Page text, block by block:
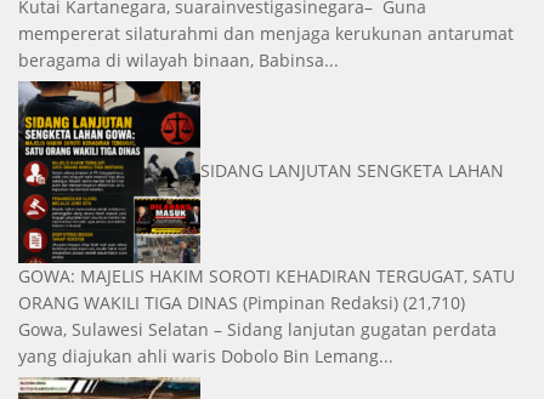
Kutai Kartanegara, suarainvestigasinegara– Guna
mempererat silaturahmi dan menjaga kerukunan antarumat
beragama di wilayah binaan, Babinsa...
SIDANG LANJUTAN SENGKETA LAHAN
GOWA: MAJELIS HAKIM SOROTI KEHADIRAN TERGUGAT, SATU
ORANG WAKILI TIGA DINAS (Pimpinan Redaksi) (21,710)
Gowa, Sulawesi Selatan – Sidang lanjutan gugatan perdata
yang diajukan ahli waris Dobolo Bin Lemang...